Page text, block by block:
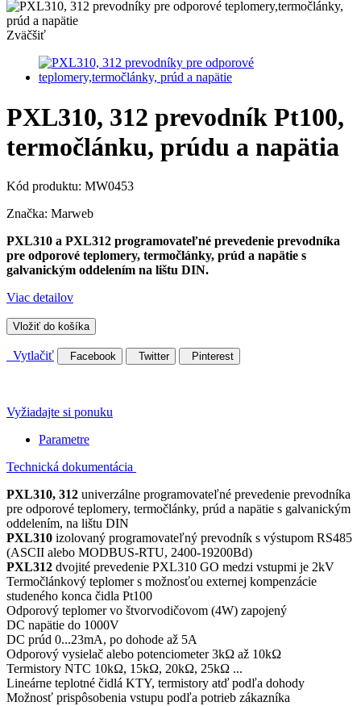
Zväčšiť
PXL310, 312 prevodník Pt100,
termočlánku, prúdu a napätia
Kód produktu: MW0453
Značka: Marweb
PXL310 a PXL312 programovateľné prevedenie prevodníka
pre odporové teplomery, termočlánky, prúd a napätie s
galvanickým oddelením na lištu DIN.
Viac detailov
Vložiť do košíka
Vytlačiť Facebook Twitter Pinterest
Vyžiadajte si ponuku
Parametre
Technická dokumentácia
PXL310, 312 univerzálne programovateľné prevedenie prevodníka
pre odporové teplomery, termočlánky, prúd a napätie s galvanickým
oddelením, na lištu DIN
PXL310 izolovaný programovateľný prevodník s výstupom RS485
(ASCII alebo MODBUS-RTU, 2400-19200Bd)
PXL312 dvojité prevedenie PXL310 GO medzi vstupmi je 2kV
Termočlánkový teplomer s možnosťou externej kompenzácie
studeného konca čidla Pt100
Odporový teplomer vo štvorvodičovom (4W) zapojený
DC napätie do 1000V
DC prúd 0...23mA, po dohode až 5A
Odporový vysielač alebo potenciometer 3kΩ až 10kΩ
Termistory NTC 10kΩ, 15kΩ, 20kΩ, 25kΩ ...
Lineárne teplotné čidlá KTY, termistory atď podľa dohody
Možnosť prispôsobenia vstupu podľa potrieb zákazníka